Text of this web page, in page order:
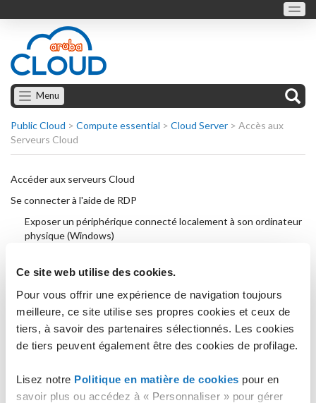
Ce site web utilise des cookies.
Pour vous offrir une expérience de navigation toujours
meilleure, ce site utilise ses propres cookies et ceux de
tiers, à savoir des partenaires sélectionnés. Les cookies
de tiers peuvent également être des cookies de profilage.
Lisez notre Politique en matière de cookies pour en
savoir plus ou accédez à « Personnaliser » pour gérer
Menu
Public Cloud > Compute essential > Cloud Server > Accès aux
Serveurs Cloud
Accéder aux serveurs Cloud
Se connecter à l'aide de RDP
Exposer un périphérique connecté localement à son ordinateur
physique (Windows)
Éteindre un serveur Cloud
Réinitialisation du Serveur Cloud : éteindre de force le Serveur
Cloud et le redémarrer
Réinitialisation du mot de passe